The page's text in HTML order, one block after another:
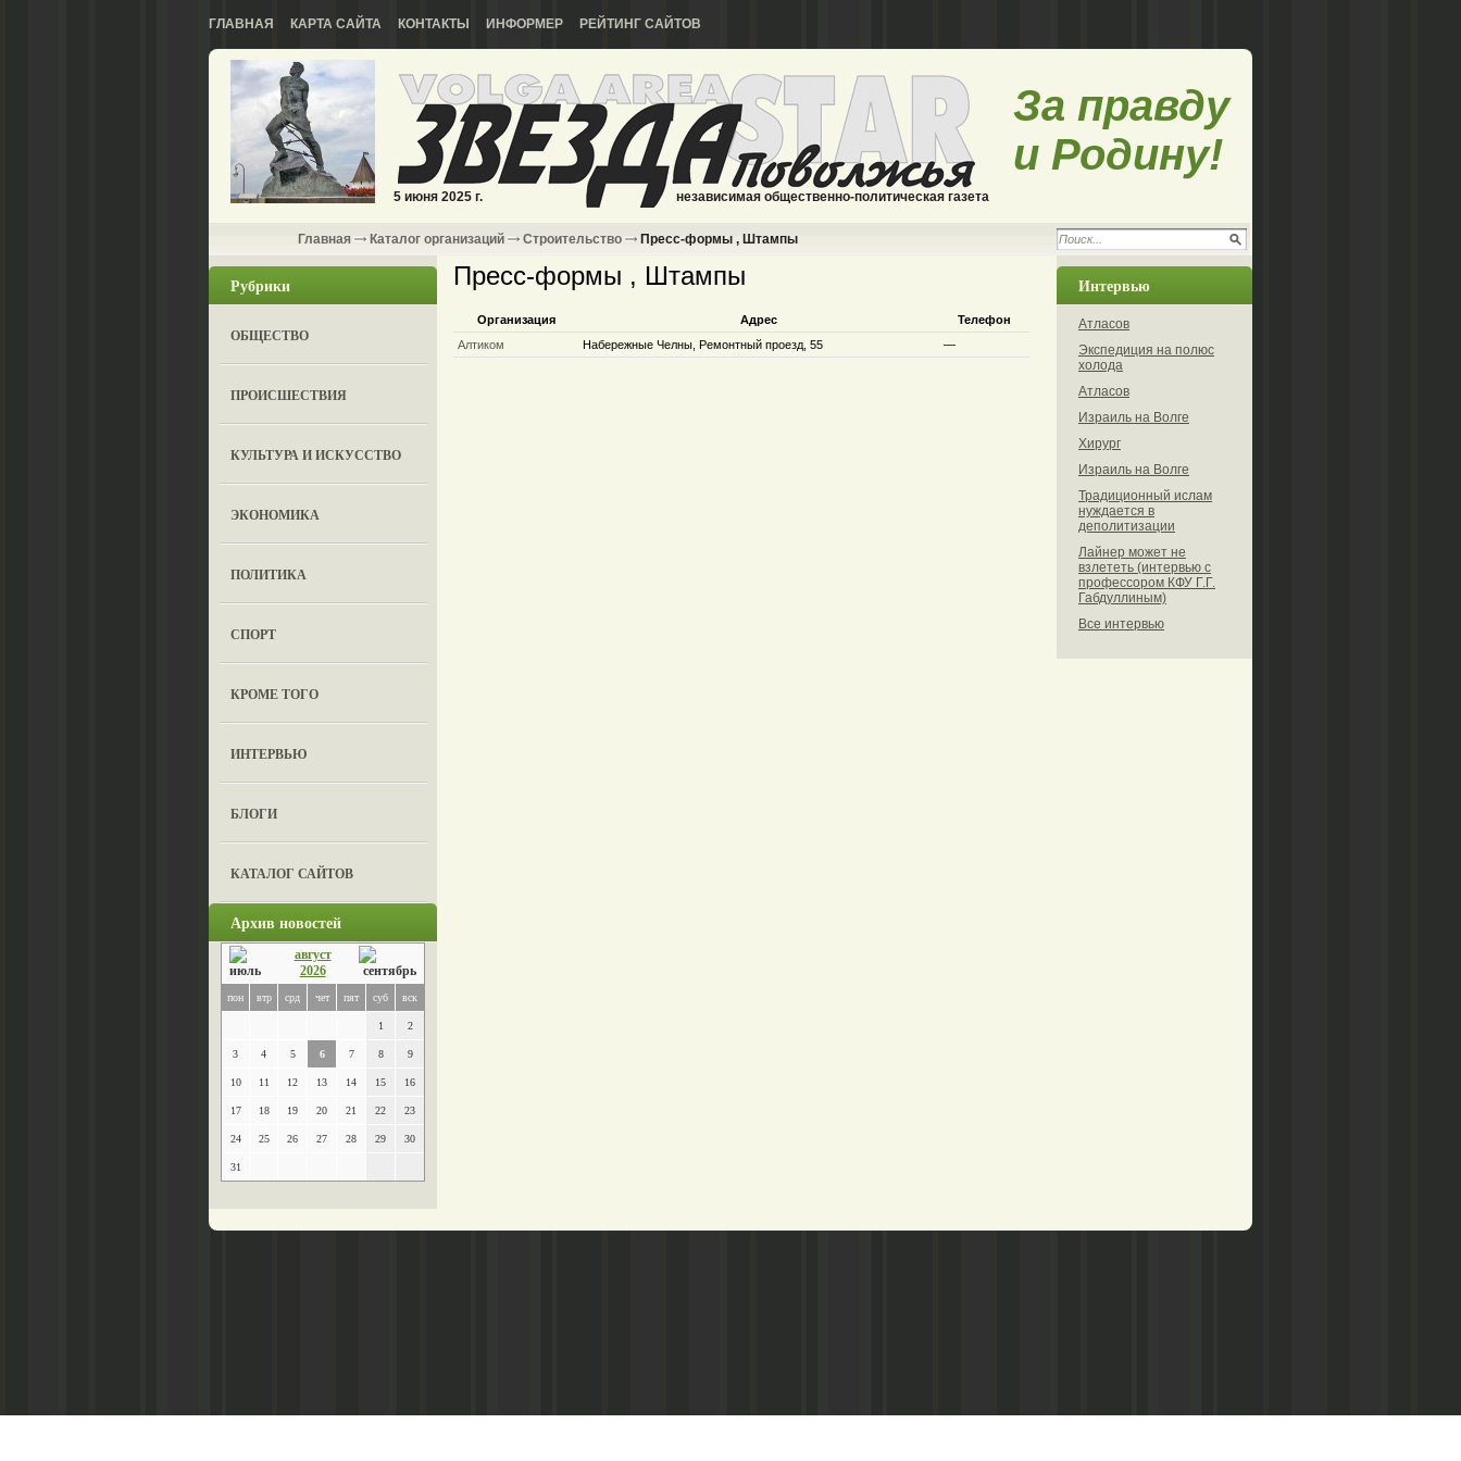
ГЛАВНАЯ КАРТА САЙТА КОНТАКТЫ ИНФОРМЕР РЕЙТИНГ САЙТОВ
5 июня 2025 г. независимая общественно-политическая газета
За правду
и Родину!
Главная Каталог организаций Строительство Пресс-формы , Штампы
Рубрики
ОБЩЕСТВО
ПРОИСШЕСТВИЯ
КУЛЬТУРА И ИСКУССТВО
ЭКОНОМИКА
ПОЛИТИКА
СПОРТ
КРОМЕ ТОГО
ИНТЕРВЬЮ
БЛОГИ
КАТАЛОГ САЙТОВ
Архив новостей
август
2026
пон втр срд чет пят суб вск
1 2
3 4 5 6 7 8 9
10 11 12 13 14 15 16
17 18 19 20 21 22 23
24 25 26 27 28 29 30
31
Пресс-формы , Штампы
Организация Адрес
Телефон
Алтиком
Набережные Челны, Ремонтный проезд, 55 —
Интервью
Атласов
Экспедиция на полюс
холода
Атласов
Израиль на Волге
Хирург
Израиль на Волге
Традиционный ислам
нуждается в
деполитизации
Лайнер может не
взлететь (интервью с
профессором КФУ Г.Г.
Габдуллиным)
Все интервью